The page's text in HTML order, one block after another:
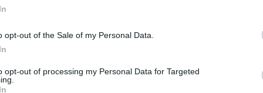
opt-out of the Sale of my Personal Data.
opt-out of processing my Personal Data for Targeted
έχουν ανάγκη την ειλικρινή αγωνία των νέων. Θα
σας ψάξιμο. Δώστε χώρο σ’ αυτό τον ιερό
του. Μη διστάσετε τέλος να «συζητήσετε» με το